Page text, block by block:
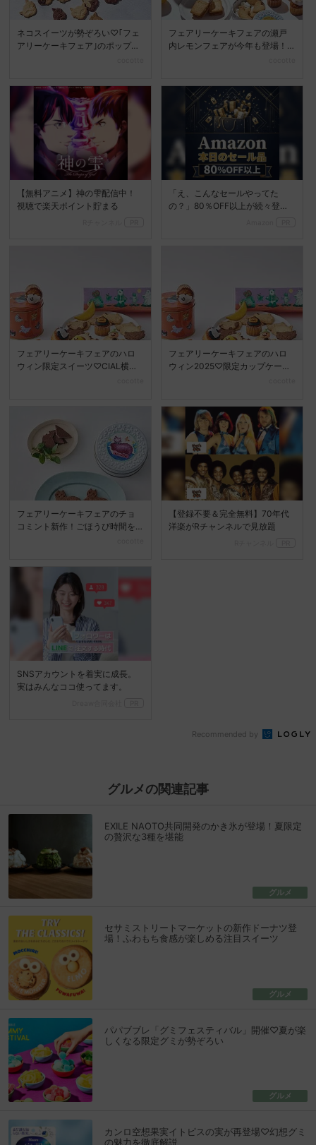
ネコスイーツが勢ぞろい♡｢フェ
アリーケーキフェア｣のポップア
フェアリーケーキフェアの瀬戸
内レモンフェアが今年も登場！
【無料アニメ】神の雫配信中！
視聴で楽天ポイント貯まる
「え、こんなセールやってた
の？」80％OFF以上が続々登
フェアリーケーキフェアのハロ
ウィン限定スイーツ♡CIAL横浜
フェアリーケーキフェアのハロ
ウィン2025♡限定カップケーキ
フェアリーケーキフェアのチョ
コミント新作！ごほうび時間を
【登録不要＆完全無料】70年代
洋楽がRチャンネルで見放題
SNSアカウントを着実に成長。
実はみんなココ使ってます。
Recommended by
グルメの関連記事
EXILE NAOTO共同開発のかき氷が登場！夏限定
の贅沢な3種を堪能
グルメ
セサミストリートマーケットの新作ドーナツ登
場！ふわもち食感が楽しめる注目スイーツ
グルメ
パパブブレ「グミフェスティバル」開催♡夏が楽
しくなる限定グミが勢ぞろい
グルメ
カンロ空想果実イトピスの実が再登場♡幻想グミ
の魅力を徹底解説